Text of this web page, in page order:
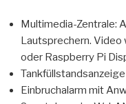
Multimedia-Zentrale:
Lautsprechern. Video
oder Raspberry Pi
Einbruchalarm mit